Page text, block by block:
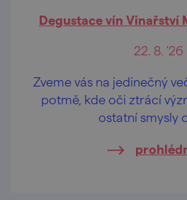
Degustace vín Vinařství
22. 8. '26
Zveme vás na jedinečný
potmě, kde oči ztrácí
ostatní smysly